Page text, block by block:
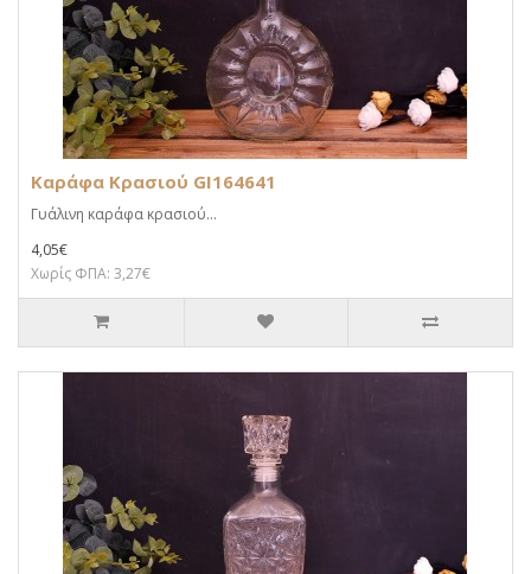
Καράφα Κρασιού GI164641
Γυάλινη καράφα κρασιού...
4,05€
Χωρίς ΦΠΑ: 3,27€